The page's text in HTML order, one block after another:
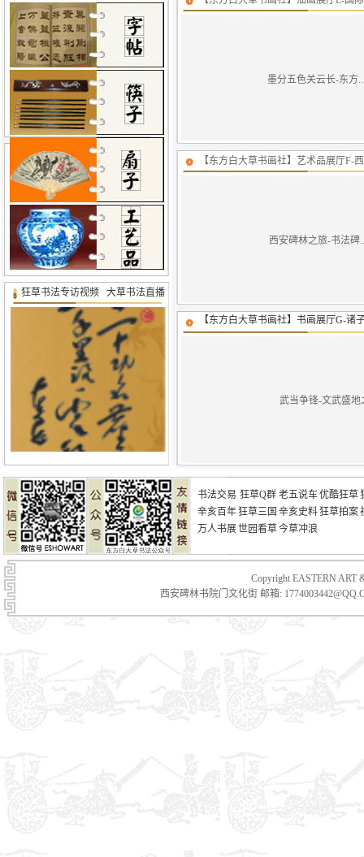
墨分五色关云长-东方..
【东方白大草书画社】艺术品展厅F-
西安碑林之旅-书法碑..
狂草书法专访视频 大草书法直播
【东方白大草书画社】书画展厅G-诸
武当争锋-文武盛地
书法交易 狂草Q群 老五说车优酷狂草
辛亥百年狂草三国 辛亥史料狂草拍案
万人书展世园看草今草冲浪
Copyright EASTERN
西安碑林书院门文化街 邮箱: